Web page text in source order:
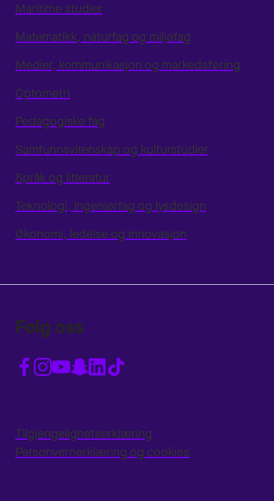
Maritime studier
Matematikk, naturfag og miljøfag
Medier, kommunikasjon og markedsføring
Optometri
Pedagogiske fag
Samfunnsvitenskap og kulturstudier
Språk og litteratur
Teknologi, ingeniørfag og lysdesign
Økonomi, ledelse og innovasjon
Følg oss
Tilgjengelighetserklæring
Personvernerklæring og cookies